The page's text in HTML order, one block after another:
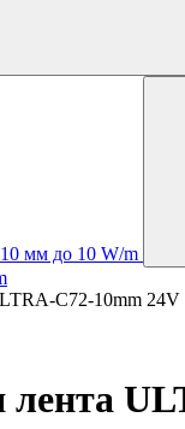
мм до 10 W/m
C72-10mm
лента